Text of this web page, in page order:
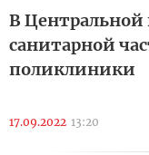
В
санитарной
поликлиники
17.09.2022 13:20